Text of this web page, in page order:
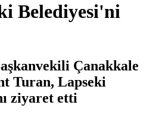
Belediyesi'ni
Çanakkale
Turan, Lapseki
ziyaret etti